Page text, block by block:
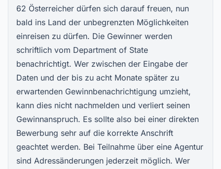
62 Österreicher dürfen sich darauf freuen, nun
bald ins Land der unbegrenzten Möglichkeiten
einreisen zu dürfen. Die Gewinner werden
schriftlich vom Department of State
benachrichtigt. Wer zwischen der Eingabe der
Daten und der bis zu acht Monate später zu
erwartenden Gewinnbenachrichtigung umzieht,
kann dies nicht nachmelden und verliert seinen
Gewinnanspruch. Es sollte also bei einer direkten
Bewerbung sehr auf die korrekte Anschrift
geachtet werden. Bei Teilnahme über eine Agentur
sind Adressänderungen jederzeit möglich. Wer